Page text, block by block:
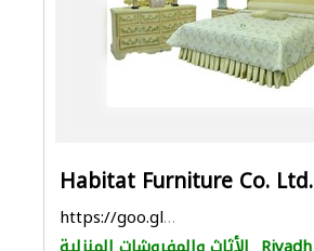
Habitat Furniture Co. Ltd.
https://goo.gl/maps/G3qxWSzbW3yXioqY9